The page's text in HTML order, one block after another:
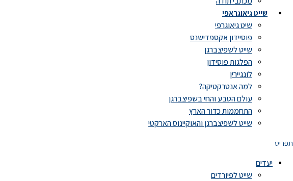
שייט גיאוגראפי
שיט גיאוגרפי
פוסיידון אקספדישנס
שייט לשפיצברגן
הפלגות פוסידון
לונגיירין
למה אנטרקטיקה?
עולם הטבע והחי בשפיצברגן
התחממות כדור הארץ
שייט לשפיצברגן והאוקיינוס הארקטי
תפריט
יעדים
שייט לפיורדים